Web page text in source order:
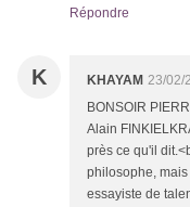
Répondre
K KHAYAM 23/02/
BONSOIR
Alain
près ce qu'il
philosophe,
essayiste de